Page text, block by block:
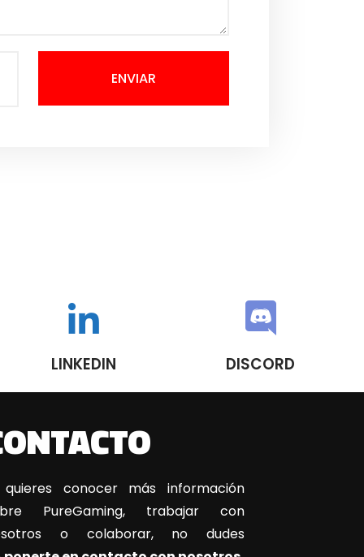
ENVIAR
LINKEDIN DISCORD
quieres conocer más información
PureGaming, trabajar con
o colaborar, no dudes